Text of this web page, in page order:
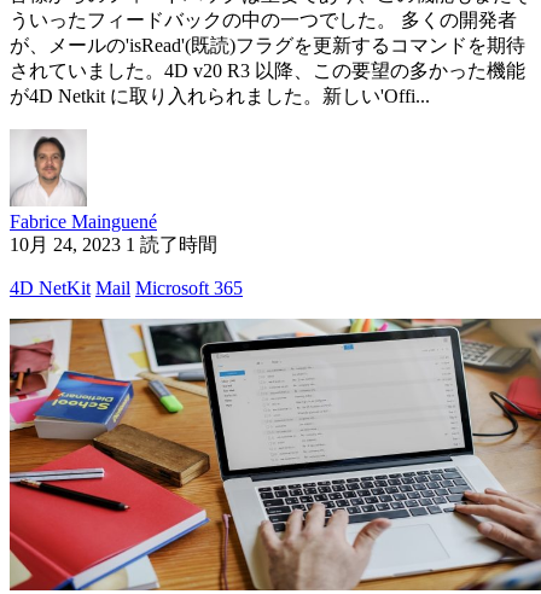
ういったフィードバックの中の一つでした。 多くの開発者
が、メールの'isRead'(既読)フラグを更新するコマンドを期待
されていました。4D v20 R3 以降、この要望の多かった機能
が4D Netkit に取り入れられました。新しい'Offi...
Fabrice Mainguené
10月 24, 2023 1 読了時間
4D NetKit Mail Microsoft 365